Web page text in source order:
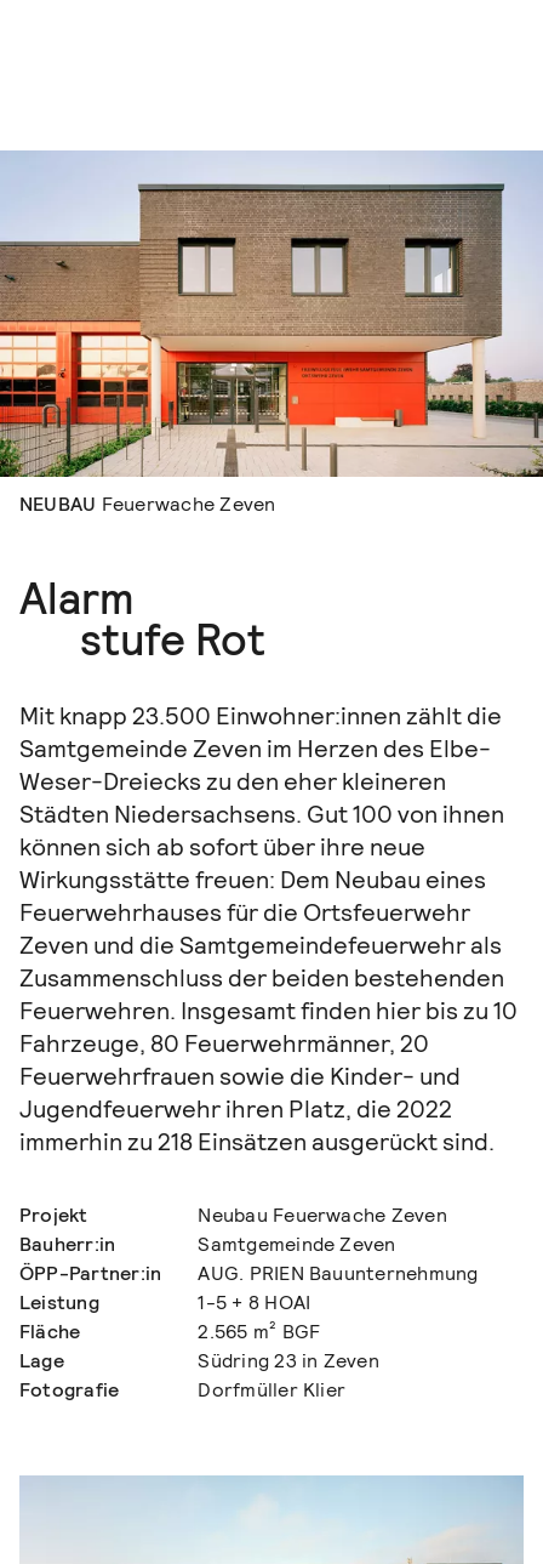
NEUBAU Feuerwache Zeven
Alarm
stufe Rot
Mit knapp 23.500 Einwohner:innen zählt die
Samtgemeinde Zeven im Herzen des Elbe-
Weser-Dreiecks zu den eher kleineren
Städten Niedersachsens. Gut 100 von ihnen
können sich ab sofort über ihre neue
Wirkungsstätte freuen: Dem Neubau eines
Feuerwehrhauses für die Ortsfeuerwehr
Zeven und die Samtgemeindefeuerwehr als
Zusammenschluss der beiden bestehenden
Feuerwehren. Insgesamt finden hier bis zu 10
Fahrzeuge, 80 Feuerwehrmänner, 20
Feuerwehrfrauen sowie die Kinder- und
Jugendfeuerwehr ihren Platz, die 2022
immerhin zu 218 Einsätzen ausgerückt sind.
Projekt
Neubau Feuerwache Zeven
Bauherr:in
Samtgemeinde Zeven
ÖPP-Partner:in
AUG. PRIEN Bauunternehmung
Leistung
1-5 + 8 HOAI
Fläche
2.565 m² BGF
Lage
Südring 23 in Zeven
Fotografie
Dorfmüller Klier